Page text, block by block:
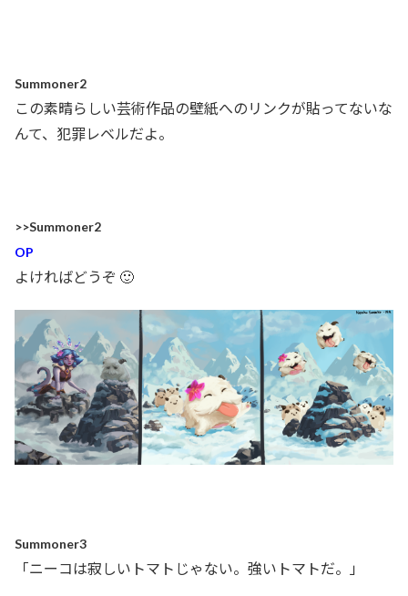
Summoner2
この素晴らしい芸術作品の壁紙へのリンクが貼ってないな
んて、犯罪レベルだよ。
>>Summoner2
OP
よければどうぞ 🙂
Summoner3
「ニーコは寂しいトマトじゃない。強いトマトだ。」